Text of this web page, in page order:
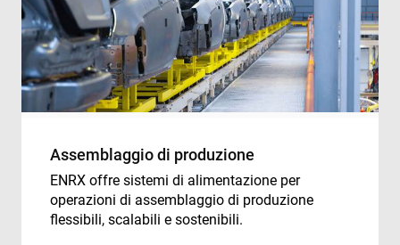
Assemblaggio di produzione
ENRX offre sistemi di alimentazione per
operazioni di assemblaggio di produzione
flessibili, scalabili e sostenibili.